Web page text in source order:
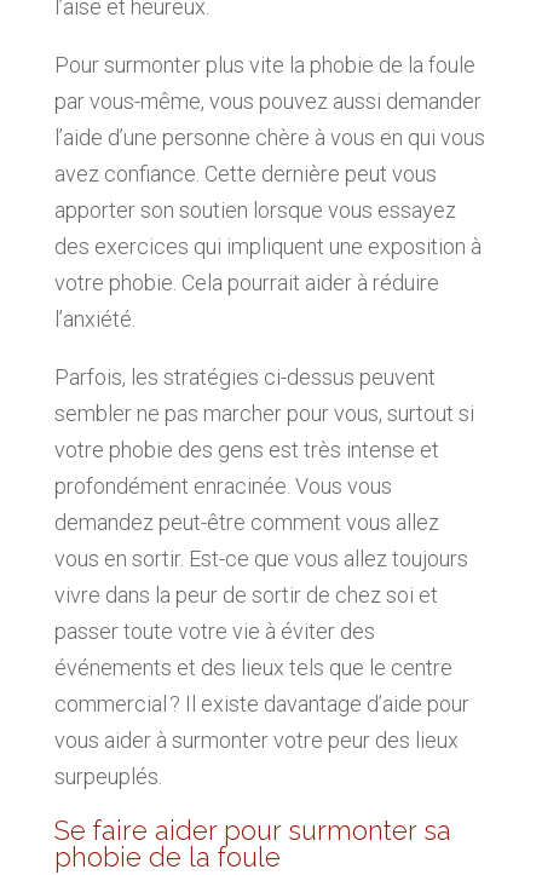
l’aise et heureux.
Pour surmonter plus vite la phobie de la foule
par vous-même, vous pouvez aussi demander
l’aide d’une personne chère à vous en qui vous
avez confiance. Cette dernière peut vous
apporter son soutien lorsque vous essayez
des exercices qui impliquent une exposition à
votre phobie. Cela pourrait aider à réduire
l’anxiété.
Parfois, les stratégies ci-dessus peuvent
sembler ne pas marcher pour vous, surtout si
votre phobie des gens est très intense et
profondément enracinée. Vous vous
demandez peut-être comment vous allez
vous en sortir. Est-ce que vous allez toujours
vivre dans la peur de sortir de chez soi et
passer toute votre vie à éviter des
événements et des lieux tels que le centre
commercial ? Il existe davantage d’aide pour
vous aider à surmonter votre peur des lieux
surpeuplés.
Se faire aider pour surmonter sa
phobie de la foule